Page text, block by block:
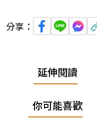
分享：
延伸閱讀
你可能喜歡